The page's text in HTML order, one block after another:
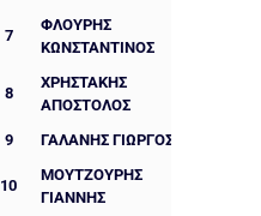
7
ΦΛΟΥΡΉΣ
ΚΩΝΣΤΑΝΤΊΝΟΣ
8
ΧΡΗΣΤΆΚΗΣ
ΑΠΌΣΤΟΛΟΣ
9
ΓΑΛΆΝΗΣ ΓΙΏΡΓΟΣ
10
ΜΟΥΤΖΟΎΡΗΣ
ΓΙΆΝΝΗΣ